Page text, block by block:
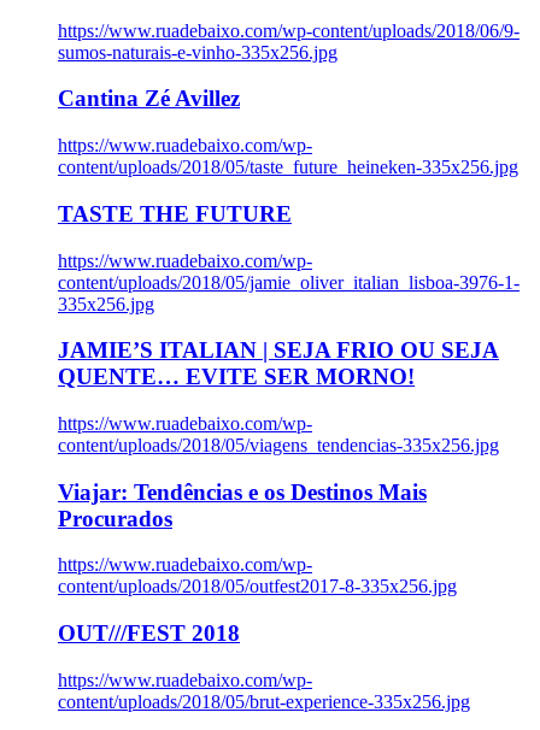
https://www.ruadebaixo.com/wp-content/uploads/2018/06/9-
sumos-naturais-e-vinho-335x256.jpg
Cantina Zé Avillez
https://www.ruadebaixo.com/wp-
content/uploads/2018/05/taste_future_heineken-335x256.jpg
TASTE THE FUTURE
https://www.ruadebaixo.com/wp-
content/uploads/2018/05/jamie_oliver_italian_lisboa-3976-1-
335x256.jpg
JAMIE’S ITALIAN | SEJA FRIO OU SEJA
QUENTE… EVITE SER MORNO!
https://www.ruadebaixo.com/wp-
content/uploads/2018/05/viagens_tendencias-335x256.jpg
Viajar: Tendências e os Destinos Mais
Procurados
https://www.ruadebaixo.com/wp-
content/uploads/2018/05/outfest2017-8-335x256.jpg
OUT///FEST 2018
https://www.ruadebaixo.com/wp-
content/uploads/2018/05/brut-experience-335x256.jpg